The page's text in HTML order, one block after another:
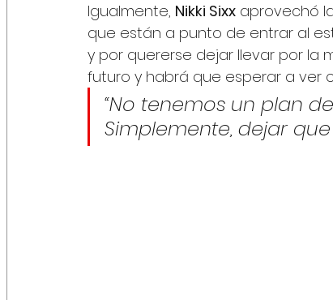
Igualmente, Nikki Sixx aprovechó
que están a punto de entrar al
y por quererse dejar llevar por la
futuro y habrá que esperar a ver
“No tenemos un plan
Simplemente, dejar